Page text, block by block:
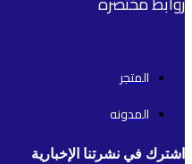
المتجر
المدونه
اشترك في نشرتنا الإخبارية